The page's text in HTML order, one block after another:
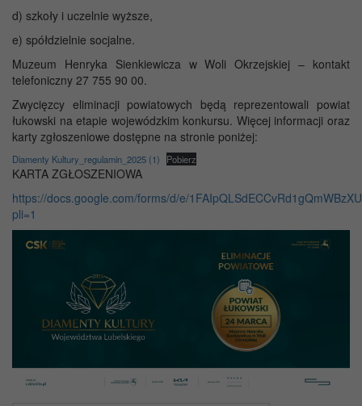
d) szkoły i uczelnie wyższe,
e) spółdzielnie socjalne.
Muzeum Henryka Sienkiewicza w Woli Okrzejskiej – kontakt
telefoniczny 27 755 90 00.
Zwycięzcy eliminacji powiatowych będą reprezentowali powiat
łukowski na etapie wojewódzkim konkursu. Więcej informacji oraz
karty zgłoszeniowe dostępne na stronie poniżej:
Diamenty Kultury_regulamin_2025 (1) Pobierz
KARTA ZGŁOSZENIOWA
https://docs.google.com/forms/d/e/
pli=1